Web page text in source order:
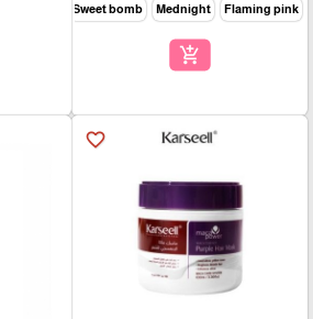
Flaming pink
Mednight
Sweet bomb
add_shopping_cart
favorite_border